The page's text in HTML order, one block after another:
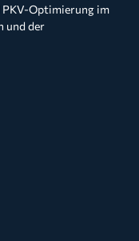
PKV-Optimierung im
und der